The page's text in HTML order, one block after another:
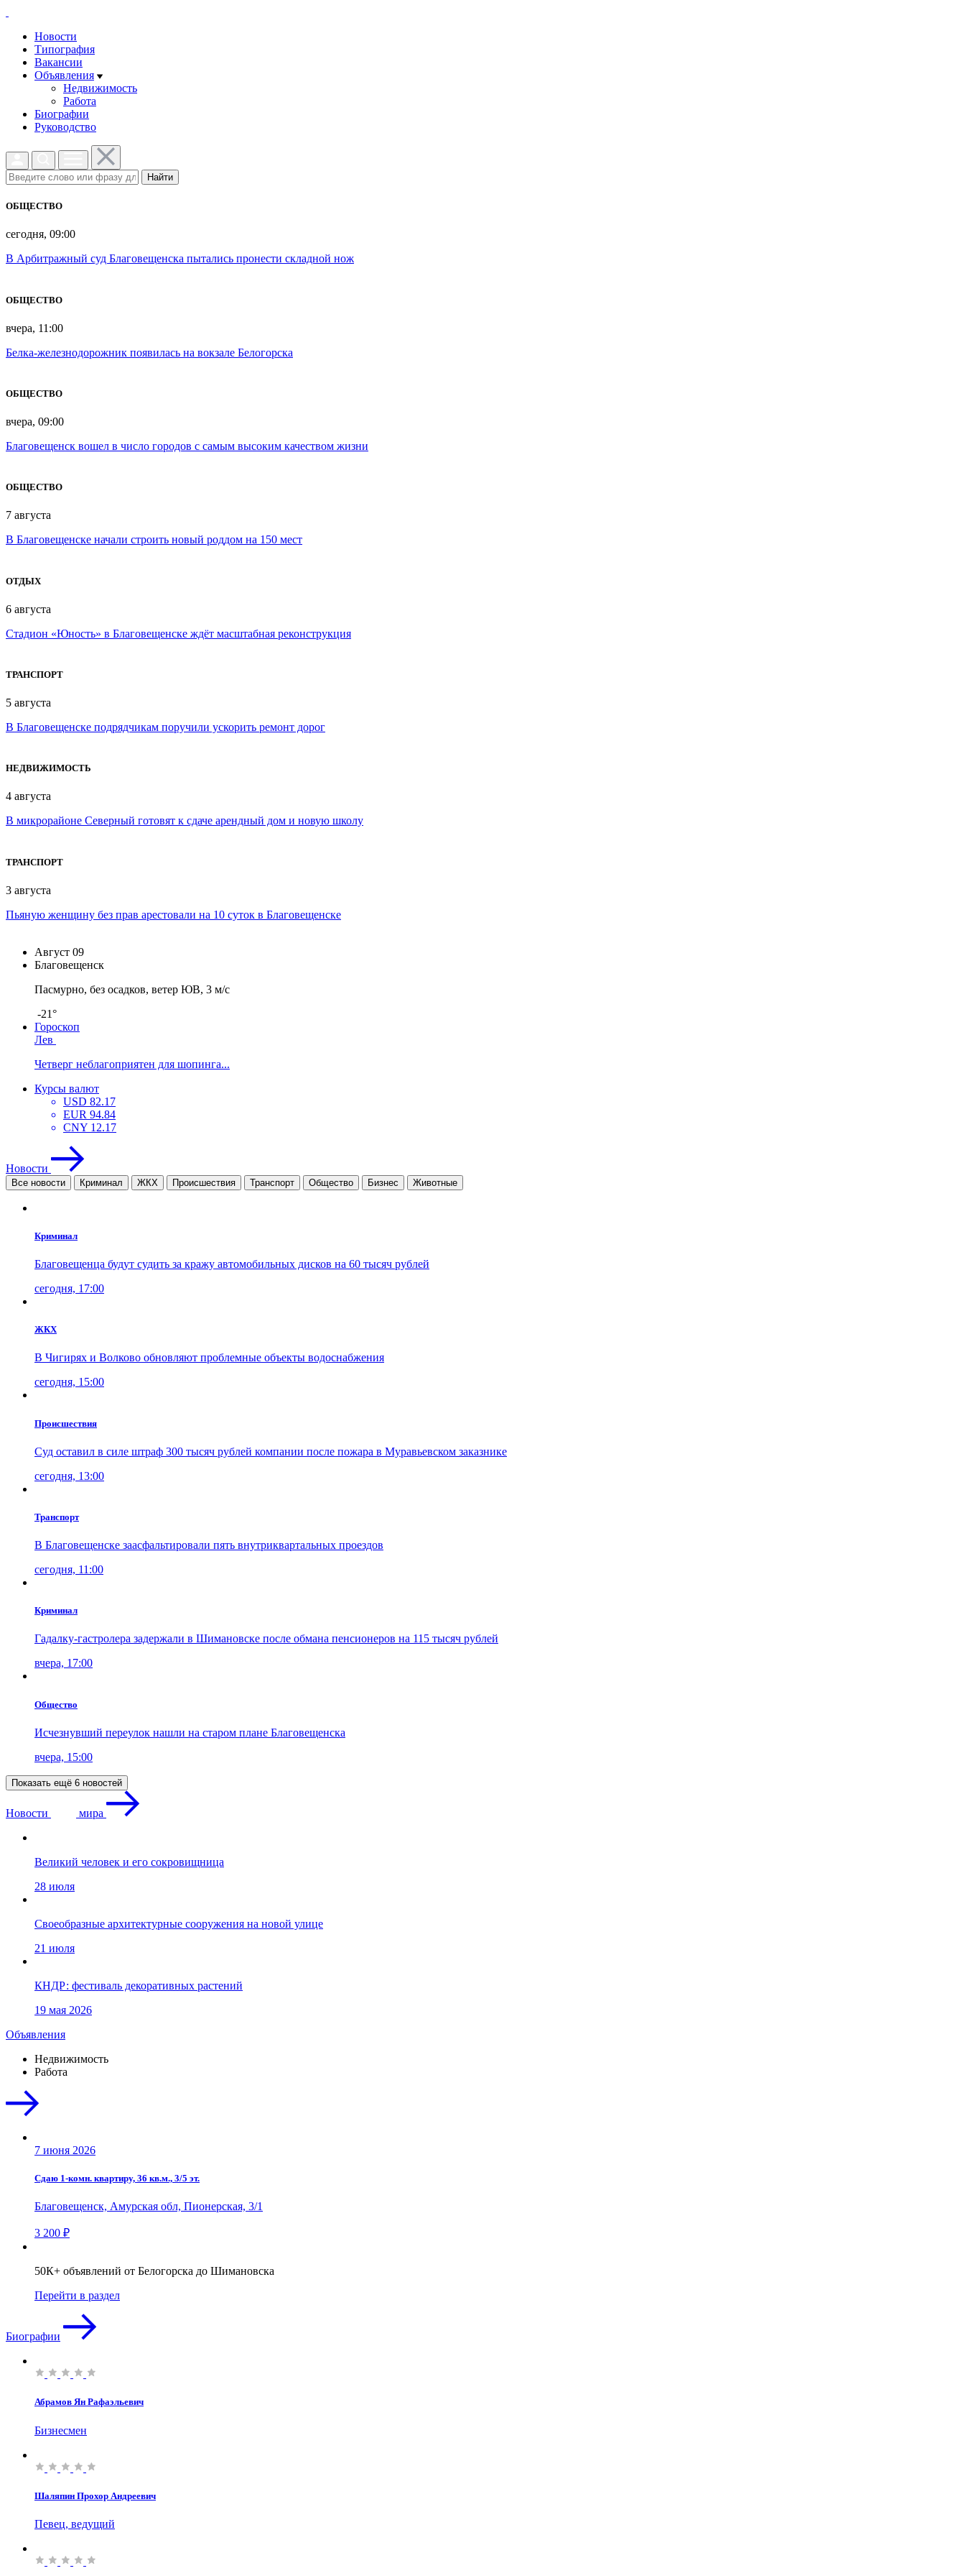
Новости
Типография
Вакансии
Объявления
Недвижимость
Работа
Биографии
Руководство
Найти
ОБЩЕСТВО
сегодня, 09:00
В Арбитражный суд Благовещенска пытались пронести складной нож
ОБЩЕСТВО
вчера, 11:00
Белка-железнодорожник появилась на вокзале Белогорска
ОБЩЕСТВО
вчера, 09:00
Благовещенск вошел в число городов с самым высоким качеством жизни
ОБЩЕСТВО
7 августа
В Благовещенске начали строить новый роддом на 150 мест
ОТДЫХ
6 августа
Стадион «Юность» в Благовещенске ждёт масштабная реконструкция
ТРАНСПОРТ
5 августа
В Благовещенске подрядчикам поручили ускорить ремонт дорог
НЕДВИЖИМОСТЬ
4 августа
В микрорайоне Северный готовят к сдаче арендный дом и новую школу
ТРАНСПОРТ
3 августа
Пьяную женщину без прав арестовали на 10 суток в Благовещенске
Август 09
Благовещенск
Пасмурно, без осадков, ветер ЮВ, 3 м/с
-21°
Гороскоп
Лев
Четверг неблагоприятен для шопинга...
Курсы валют
USD 82.17
EUR 94.84
CNY 12.17
Новости
Все новости Криминал ЖКХ Проиcшествия Транспорт Общество Бизнес Животные
Криминал
Благовещенца будут судить за кражу автомобильных дисков на 60 тысяч рублей
сегодня, 17:00
ЖКХ
В Чигирях и Волково обновляют проблемные объекты водоснабжения
сегодня, 15:00
Проиcшествия
Суд оставил в силе штраф 300 тысяч рублей компании после пожара в Муравьевском заказнике
сегодня, 13:00
Транспорт
В Благовещенске заасфальтировали пять внутриквартальных проездов
сегодня, 11:00
Криминал
Гадалку-гастролера задержали в Шимановске после обмана пенсионеров на 115 тысяч рублей
вчера, 17:00
Общество
Исчезнувший переулок нашли на старом плане Благовещенска
вчера, 15:00
Показать ещё 6 новостей
Новости мира
Великий человек и его сокровищница
28 июля
Своеобразные архитектурные сооружения на новой улице
21 июля
КНДР: фестиваль декоративных растений
19 мая 2026
Объявления
Недвижимость
Работа
7 июня 2026
Сдаю 1-комн. квартиру, 36 кв.м., 3/5 эт.
Благовещенск, Амурская обл, Пионерская, 3/1
3 200 ₽
50К+ объявлений от Белогорска до Шимановска
Перейти в раздел
Биографии
Абрамов Ян Рафаэльевич
Бизнесмен
Шаляпин Прохор Андреевич
Певец, ведущий